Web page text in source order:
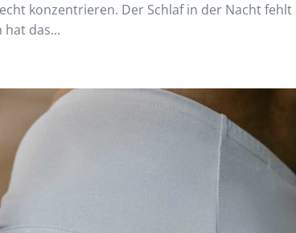
konzentrieren. Der Schlaf in der Nacht
hat das...